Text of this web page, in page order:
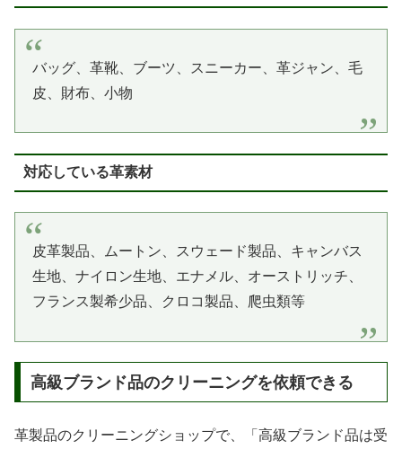
バッグ、革靴、ブーツ、スニーカー、革ジャン、毛
皮、財布、小物
対応している革素材
皮革製品、ムートン、スウェード製品、キャンバス
生地、ナイロン生地、エナメル、オーストリッチ、
フランス製希少品、クロコ製品、爬虫類等
高級ブランド品のクリーニングを依頼できる
革製品のクリーニングショップで、「高級ブランド品は受